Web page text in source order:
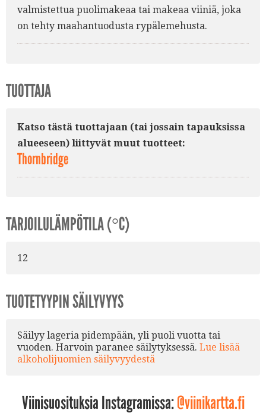
valmistettua puolimakeaa tai makeaa viiniä, joka
on tehty maahantuodusta rypälemehusta.
TUOTTAJA
Katso tästä tuottajaan (tai jossain tapauksissa
alueeseen) liittyvät muut tuotteet:
Thornbridge
TARJOILULÄMPÖTILA (°C)
12
TUOTETYYPIN SÄILYVYYS
Säilyy lageria pidempään, yli puoli vuotta tai
vuoden. Harvoin paranee säilytyksessä. Lue lisää
alkoholijuomien säilyvyydestä
Viinisuosituksia Instagramissa:@viinikartta.fi